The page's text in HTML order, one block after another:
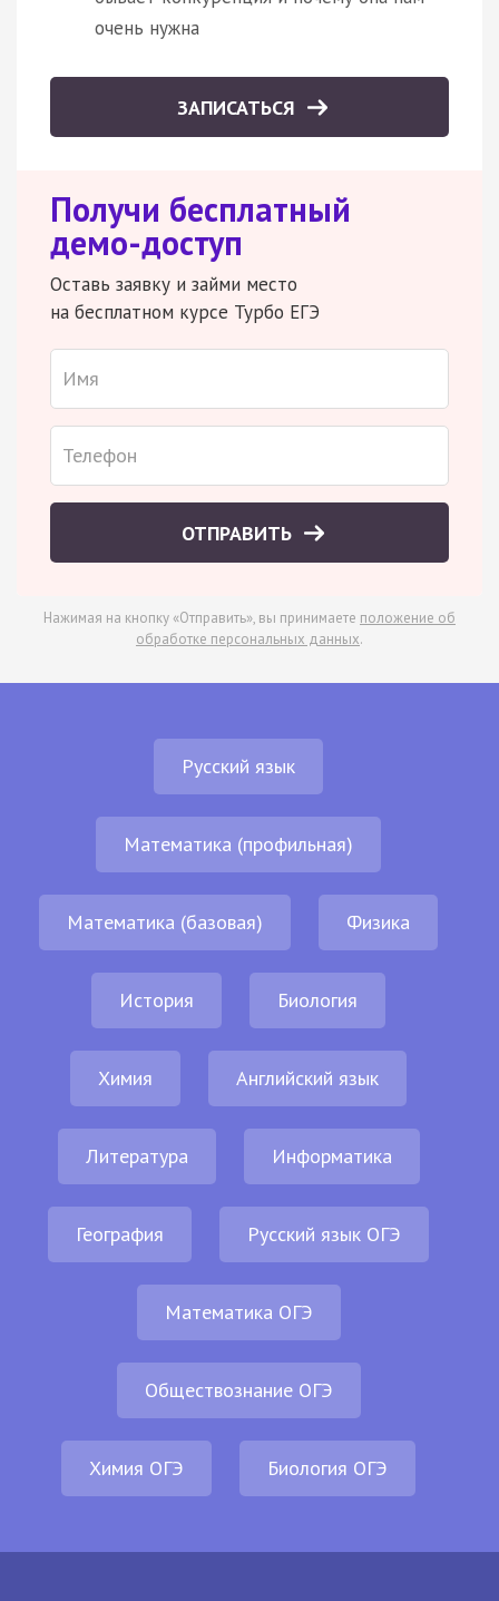
очень нужна
ЗАПИСАТЬСЯ
Получи бесплатный
демо-доступ
Оставь заявку и займи место
на бесплатном курсе Турбо ЕГЭ
ОТПРАВИТЬ
Нажимая на кнопку «Отправить», вы принимаете положение об
обработке персональных данных.
Русский язык
Математика (профильная)
Математика (базовая) Физика
История Биология
Химия Английский язык
Литература Информатика
География Русский язык ОГЭ
Математика ОГЭ
Обществознание ОГЭ
Химия ОГЭ Биология ОГЭ